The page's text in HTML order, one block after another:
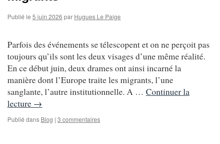
Publié le 5 juin 2026 par Hugues Le Paige
Parfois des événements se télescopent et on ne perçoit pas
toujours qu’ils sont les deux visages d’une même réalité.
En ce début juin, deux drames ont ainsi incarné la
manière dont l’Europe traite les migrants, l’une
sanglante, l’autre institutionnelle. A … Continuer la
lecture →
Publié dans Blog | 3 commentaires